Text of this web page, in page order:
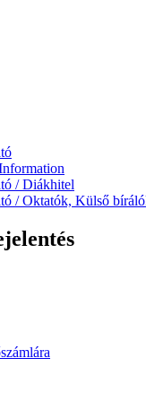
/ Diákhitel
/ Oktatók, Külső